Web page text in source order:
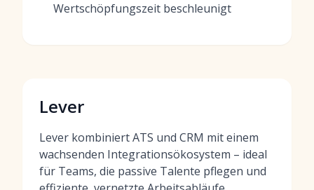
Wertschöpfungszeit beschleunigt
Lever
Lever kombiniert ATS und CRM mit einem
wachsenden Integrationsökosystem – ideal
für Teams, die passive Talente pflegen und